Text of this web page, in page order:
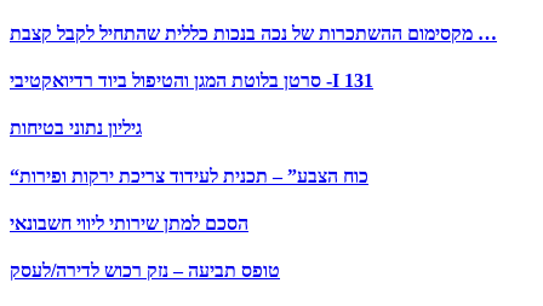
מקסימום ההשתכרות של נכה בנכות כללית שהתחיל לקבל קצבת …
סרטן בלוטת המגן והטיפול ביוד רדיואקטיבי -I 131
גיליון נתוני בטיחות
“כוח הצבע” – תכנית לעידוד צריכת ירקות ופירות
הסכם למתן שירותי ליווי חשבונאי
טופס תביעה – נזק רכוש לדירה/לעסק